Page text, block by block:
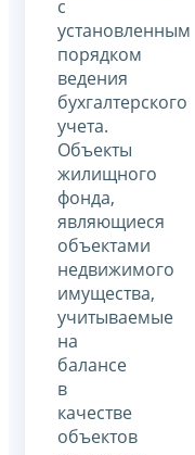
с
установленным
порядком
ведения
бухгалтерского
учета.
Объекты
жилищного
фонда,
являющиеся
объектами
недвижимого
имущества,
учитываемые
на
балансе
в
качестве
объектов